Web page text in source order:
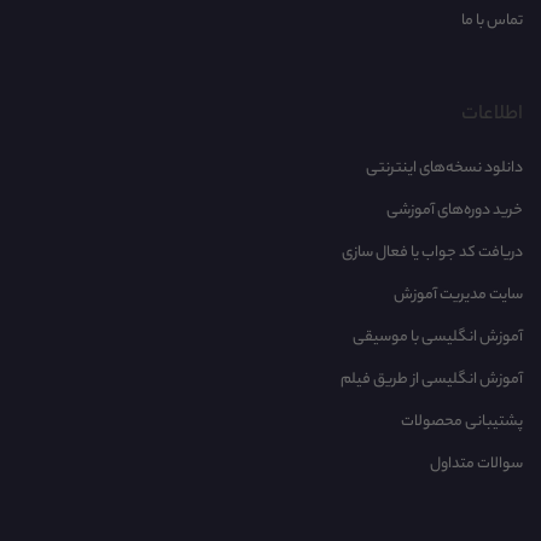
Tactics for Listening - Exp - Unit 05 - P05
Tactics for Listening - Exp - Unit 06 - P02
تماس با ما
اطلاعات
دانلود نسخه‌های اینترنتی
خرید دوره‌های آموزشی
دریافت کد جواب یا فعال سازی
سایت مدیریت آموزش
آموزش انگلیسی با موسیقی‌
آموزش انگلیسی از طریق فیلم
پشتیبانی محصولات
سوالات متداول